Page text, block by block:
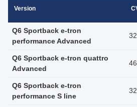
Version
Q6 Sportback e-tron
performance Advanced
Q6 Sportback e-tron quattro
Advanced
Q6 Sportback e-tron
performance S line